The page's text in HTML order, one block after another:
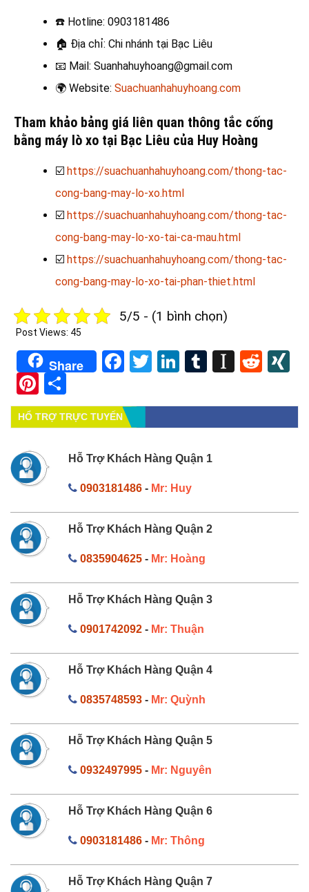
☎️ Hotline: 0903181486
🏠 Địa chỉ: Chi nhánh tại Bạc Liêu
📧 Mail: Suanhahuyhoang@gmail.com
🌍 Website: Suachuanhahuyhoang.com
Tham khảo bảng giá liên quan thông tắc cống
bằng máy lò xo tại Bạc Liêu của Huy Hoàng
☑️ https://suachuanhahuyhoang.com/thong-tac-
cong-bang-may-lo-xo.html
☑️ https://suachuanhahuyhoang.com/thong-tac-
cong-bang-may-lo-xo-tai-ca-mau.html
☑️ https://suachuanhahuyhoang.com/thong-tac-
cong-bang-may-lo-xo-tai-phan-thiet.html
5/5 - (1 bình chọn)
Post Views: 45
Share Facebook
TwitterLinkedIn
Tumblr
Pinterest
HỔ TRỢ TRỰC TUYẾN
Hỗ Trợ Khách Hàng Quận 1
0903181486- Mr: Huy
Hỗ Trợ Khách Hàng Quận 2
0835904625- Mr: Hoàng
Hỗ Trợ Khách Hàng Quận 3
0901742092- Mr: Thuận
Hỗ Trợ Khách Hàng Quận 4
0835748593- Mr: Quỳnh
Hỗ Trợ Khách Hàng Quận 5
0932497995- Mr: Nguyên
Hỗ Trợ Khách Hàng Quận 6
0903181486- Mr: Thông
Hỗ Trợ Khách Hàng Quận 7